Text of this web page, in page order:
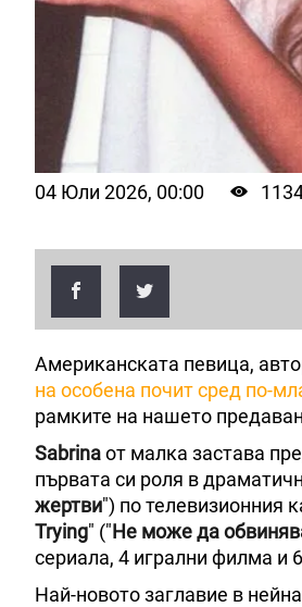
04 Юли 2026, 00:00
Американската певица,
на особена почит сред по-
рамките на нашето
Sabrinaот малка застава
първата си роля в
жертви") по телевизионния
Trying" ("Не може да
сериала, 4 игрални филма и
Най-новото заглавие в